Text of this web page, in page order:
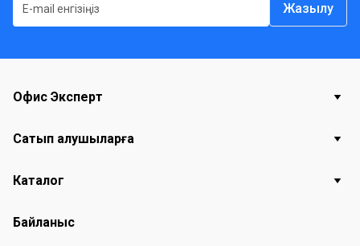
Жазылу
Офис Эксперт
Сатып алушыларға
Каталог
Байланыс